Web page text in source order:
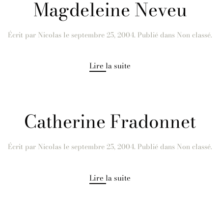
Magdeleine Neveu
Écrit par Nicolas leseptembre 25, 2004. Publié dans Non classé.
Lire la suite
Catherine Fradonnet
Écrit par Nicolas leseptembre 25, 2004. Publié dans Non classé.
Lire la suite